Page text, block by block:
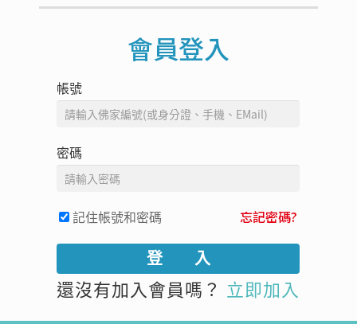
會員登入
帳號
密碼
記住帳號和密碼 忘記密碼?
還沒有加入會員嗎？ 立即加入